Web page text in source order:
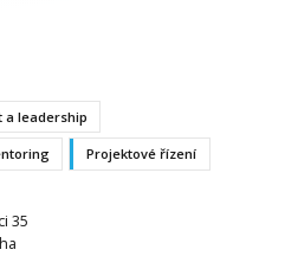
a leadership
Projektové řízení
35